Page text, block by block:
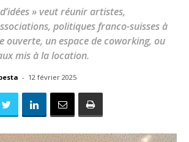
» veut réunir artistes,
politiques franco-suisses à
ouverte, un espace de coworking, ou
mis à la location.
- 12 février 2025